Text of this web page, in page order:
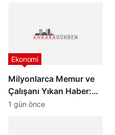
Milyonlarca Memur ve
Çalışanı Yıkan Haber:
Zam Oranlarında
Ekonomi
1 gün önce